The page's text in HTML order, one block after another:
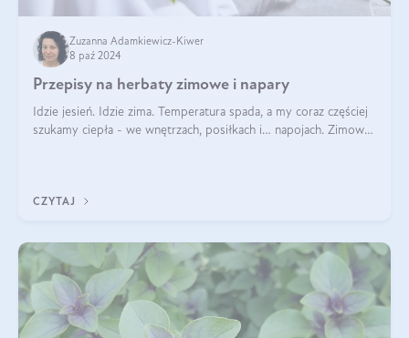
Zuzanna Adamkiewicz-Kiwer
8 paź 2024
Przepisy na herbaty zimowe i napary
Idzie jesień. Idzie zima. Temperatura spada, a my coraz częściej
szukamy ciepła - we wnętrzach, posiłkach i… napojach. Zimowe
CZYTAJ